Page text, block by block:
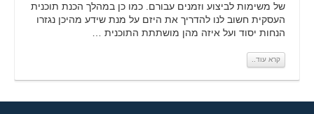
של משימות לביצוע וזמנים עבורם. כמו כן במהלך הכנת תוכנית
העסקית חשוב לנו להדריך את היזם על מנת שידע מהיכן נגזרו
הנחות יסוד ועל איזה מהן מושתתת התוכנית …
קרא עוד..